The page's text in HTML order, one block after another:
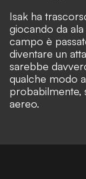
Isak ha
giocando da
campo è
diventare un
sarebbe
qualche modo
probabilmente,
aereo.